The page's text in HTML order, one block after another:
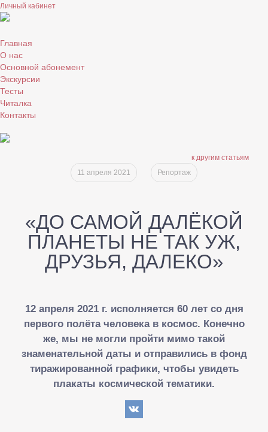
Личный кабинет
Главная
О нас
Основной абонемент
Экскурсии
Тесты
Читалка
Контакты
к другим статьям
11 апреля 2021
Репортаж
«ДО САМОЙ ДАЛЁКОЙ
ПЛАНЕТЫ НЕ ТАК УЖ,
ДРУЗЬЯ, ДАЛЕКО»
12 апреля 2021 г. исполняется 60 лет со дня
первого полёта человека в космос. Конечно
же, мы не могли пройти мимо такой
знаменательной даты и отправились в фонд
тиражированной графики, чтобы увидеть
плакаты космической тематики.